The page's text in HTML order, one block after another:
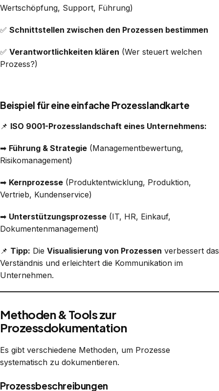
Wertschöpfung, Support, Führung)
✅ Schnittstellen zwischen den Prozessen bestimmen
✅ Verantwortlichkeiten klären (Wer steuert welchen
Prozess?)
Beispiel für eine einfache Prozesslandkarte
📌 ISO 9001-Prozesslandschaft eines Unternehmens:
➡ Führung & Strategie (Managementbewertung,
Risikomanagement)
➡ Kernprozesse (Produktentwicklung, Produktion,
Vertrieb, Kundenservice)
➡ Unterstützungsprozesse (IT, HR, Einkauf,
Dokumentenmanagement)
📌 Tipp: Die Visualisierung von Prozessen verbessert das
Verständnis und erleichtert die Kommunikation im
Unternehmen.
Methoden & Tools zur
Prozessdokumentation
Es gibt verschiedene Methoden, um Prozesse
systematisch zu dokumentieren.
Prozessbeschreibungen